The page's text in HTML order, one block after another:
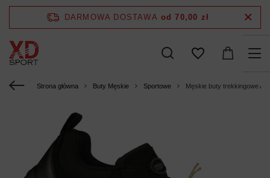
DARMOWA DOSTAWA od 70,00 zł
Strona główna Buty Męskie Sportowe Męskie buty trekkingowe